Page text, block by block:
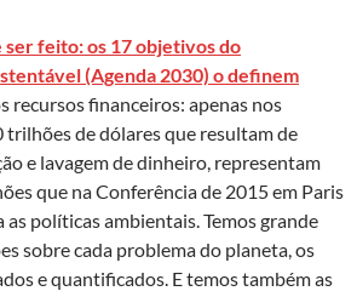
ser feito: os 17 objetivos do
(Agenda 2030) o definem
recursos financeiros: apenas nos
trilhões de dólares que resultam de
e lavagem de dinheiro, representam
que na Conferência de 2015 em Paris
as políticas ambientais. Temos grande
sobre cada problema do planeta, os
e quantificados. E temos também as